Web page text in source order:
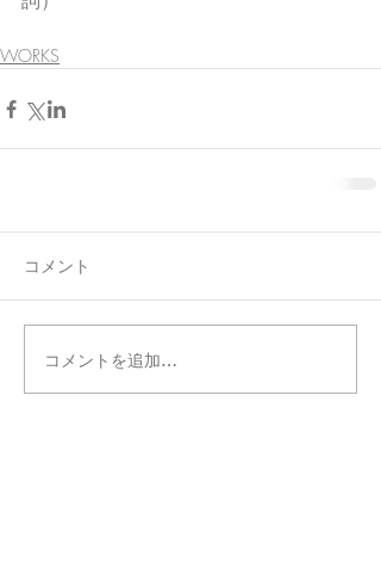
WORKS
コメント
コメントを追加…